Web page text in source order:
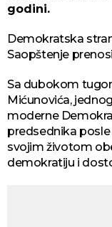
godini.
Demokratska
Saopštenje
Sa dubokom
Mićunovića,
moderne
predsednika posle
svojim životom
demokratiju i